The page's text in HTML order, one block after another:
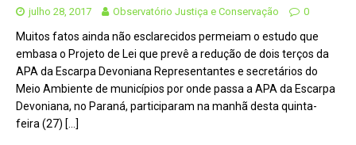
julho 28, 2017 Observatório Justiça e Conservação 0
Muitos fatos ainda não esclarecidos permeiam o estudo que
embasa o Projeto de Lei que prevê a redução de dois terços da
APA da Escarpa Devoniana Representantes e secretários do
Meio Ambiente de municípios por onde passa a APA da Escarpa
Devoniana, no Paraná, participaram na manhã desta quinta-
feira (27) […]